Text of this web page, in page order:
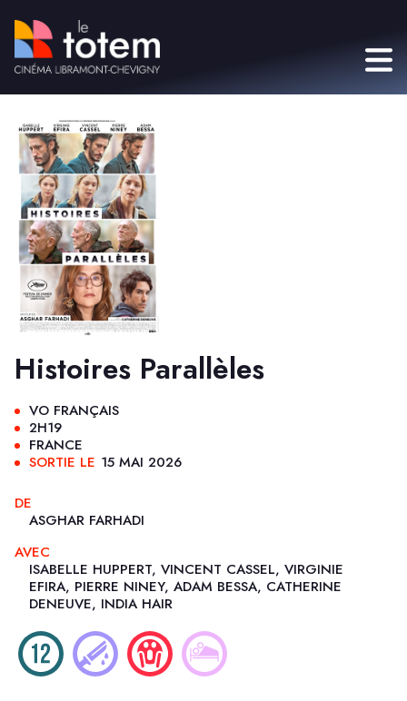
Histoires Parallèles
VO FRANÇAIS
2H19
FRANCE
SORTIE LE 15 MAI 2026
DE
ASGHAR FARHADI
AVEC
ISABELLE HUPPERT, VINCENT CASSEL, VIRGINIE
EFIRA, PIERRE NINEY, ADAM BESSA, CATHERINE
DENEUVE, INDIA HAIR